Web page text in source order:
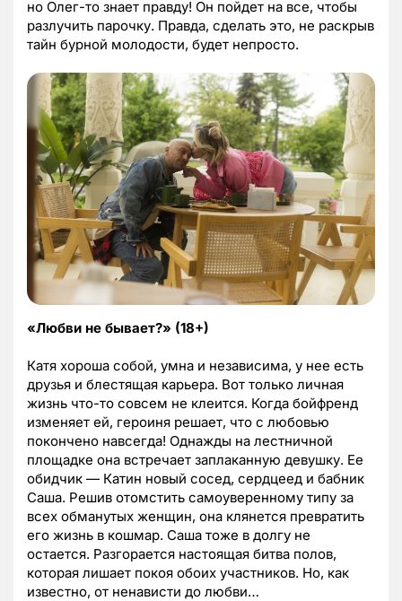
но Олег-то знает правду! Он пойдет на все, чтобы
разлучить парочку. Правда, сделать это, не раскрыв
тайн бурной молодости, будет непросто.
«Любви не бывает?» (18+)
Катя хороша собой, умна и независима, у нее есть
друзья и блестящая карьера. Вот только личная
жизнь что-то совсем не клеится. Когда бойфренд
изменяет ей, героиня решает, что с любовью
покончено навсегда! Однажды на лестничной
площадке она встречает заплаканную девушку. Ее
обидчик — Катин новый сосед, сердцеед и бабник
Саша. Решив отомстить самоуверенному типу за
всех обманутых женщин, она клянется превратить
его жизнь в кошмар. Саша тоже в долгу не
остается. Разгорается настоящая битва полов,
которая лишает покоя обоих участников. Но, как
известно, от ненависти до любви…